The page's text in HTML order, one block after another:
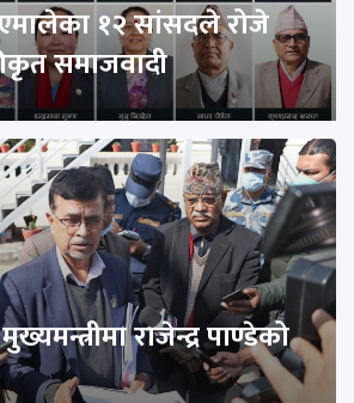
एमालेका १२ सांसदले रोजे
समाजवादी
राजेन्द्र पाण्डेको